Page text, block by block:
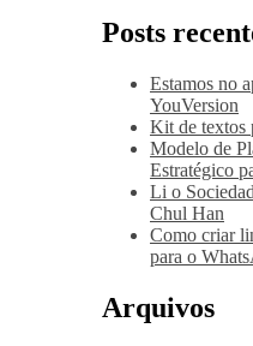
Posts
Estamos no
YouVersion
Kit de textos
Modelo de
Estratégico
Li o
Chul Han
Como criar
para o
Arquivos